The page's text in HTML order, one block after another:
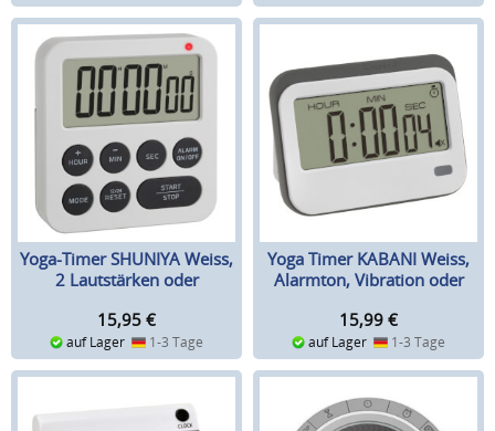
Yoga-Timer SHUNIYA Weiss,
2 Lautstärken oder
15,95 €
auf Lager 1-3 Tage
Yoga Timer KABANI Weiss,
Alarmton, Vibration oder
15,99 €
auf Lager 1-3 Tage